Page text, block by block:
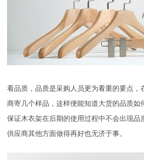
看品质，品质是采购人员更为看重的要点，
商寄几个样品，这样便能知道大货的品质如
保证木衣架在后期的使用过程中不会出现品
供应商其他方面做得再好也无济于事。